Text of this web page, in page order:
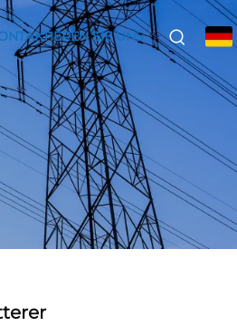
SIE UNS